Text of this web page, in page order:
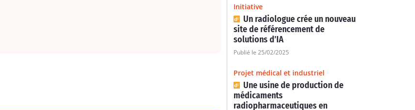
Initiative
Un radiologue crée un nouveau
site de référencement de
solutions d’IA
Publié le 25/02/2025
Projet médical et industriel
Une usine de production de
médicaments
radiopharmaceutiques en